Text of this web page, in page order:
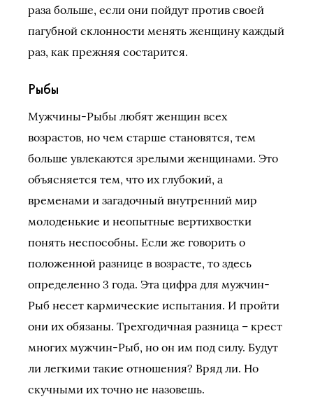
раза больше, если они пойдут против своей
пагубной склонности менять женщину каждый
раз, как прежняя состарится.
Рыбы
Мужчины-Рыбы любят женщин всех
возрастов, но чем старше становятся, тем
больше увлекаются зрелыми женщинами. Это
объясняется тем, что их глубокий, а
временами и загадочный внутренний мир
молоденькие и неопытные вертихвостки
понять неспособны. Если же говорить о
положенной разнице в возрасте, то здесь
определенно 3 года. Эта цифра для мужчин-
Рыб несет кармические испытания. И пройти
они их обязаны. Трехгодичная разница – крест
многих мужчин-Рыб, но он им под силу. Будут
ли легкими такие отношения? Вряд ли. Но
скучными их точно не назовешь.